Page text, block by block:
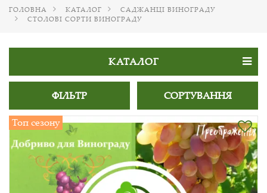
ГОЛОВНА КАТАЛОГ
САДЖАНЦІ ВИНОГРАДУ
СТОЛОВІ СОРТИ ВИНОГРАДУ
КАТАЛОГ
ФІЛЬТР СОРТУВАННЯ
Топ сезону